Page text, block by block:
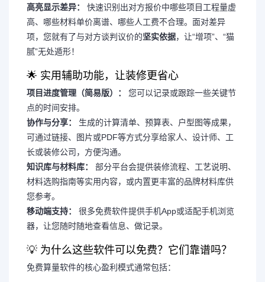
高亮显示差异：
快速识别出对方报价中哪些项目工程量虚
高、哪些材料单价离谱、哪些人工费不合理。面对差异
项，您就有了与对方谈判议价的坚实依据，让“增项”、“猫
腻”无处遁形！
🌟 实用辅助功能，让装修更省心
项目进度管理（简易版）：
您可以记录或跟踪一些关键节
点的时间安排。
协作与分享：
生成的计算清单、预算表、户型图等成果，
可通过链接、图片或PDF等方式分享给家人、设计师、工
长或装修公司，方便沟通。
知识库与材料库：
部分平台会提供装修流程、工艺说明、
材料选购指南等实用内容，或内置更丰富的品牌材料库供
您参考。
移动端支持：
很多免费软件提供手机App或适配手机浏览
器，让您随时随地查看信息、做记录。
💡 为什么这些软件可以免费？它们靠谱吗？
免费算量软件的核心盈利模式通常包括：